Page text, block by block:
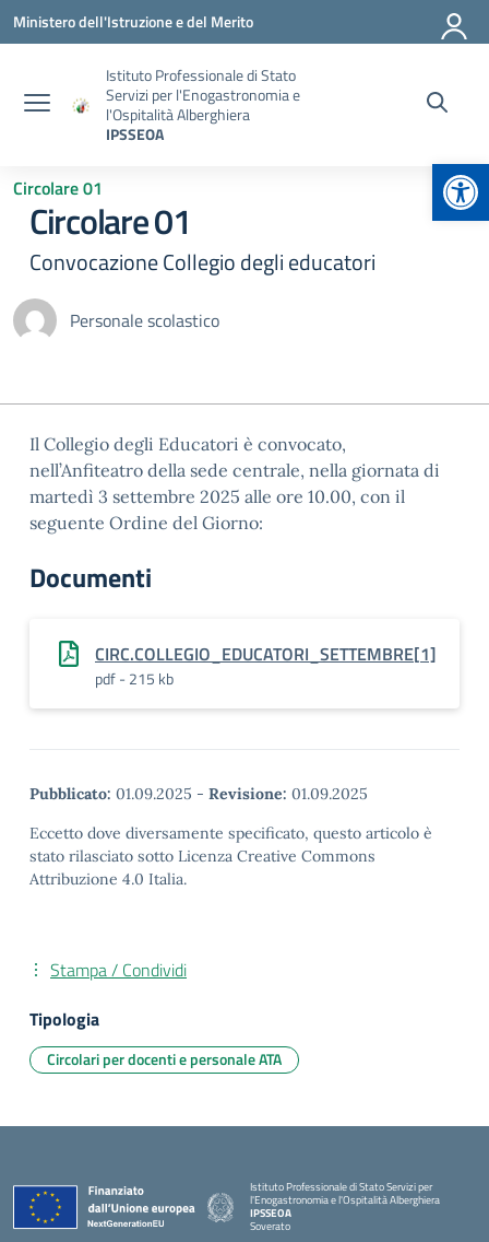
Vai ai contenuti
Vai al menu di navigazione
Vai al footer
Ministero dell'Istruzione e del Merito
Istituto Professionale di Stato
Servizi per l'Enogastronomia e
l'Ospitalità Alberghiera
IPSSEOA
Circolare 01
Circolare 01
Convocazione Collegio degli educatori
Personale scolastico
Il Collegio degli Educatori è convocato,
nell’Anfiteatro della sede centrale, nella giornata di
martedì 3 settembre 2025 alle ore 10.00, con il
seguente Ordine del Giorno:
Documenti
CIRC.COLLEGIO_EDUCATORI_SETTEMBRE[1]
pdf - 215 kb
Pubblicato: 01.09.2025 - Revisione: 01.09.2025
Eccetto dove diversamente specificato, questo articolo è
stato rilasciato sotto Licenza Creative Commons
Attribuzione 4.0 Italia.
Stampa / Condividi
Tipologia
Circolari per docenti e personale ATA
Istituto Professionale di Stato Servizi per
l'Enogastronomia e l'Ospitalità Alberghiera
IPSSEOA
Soverato